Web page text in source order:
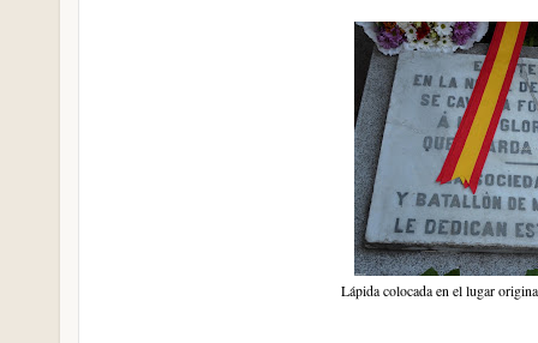
Lápida colocada en el lugar